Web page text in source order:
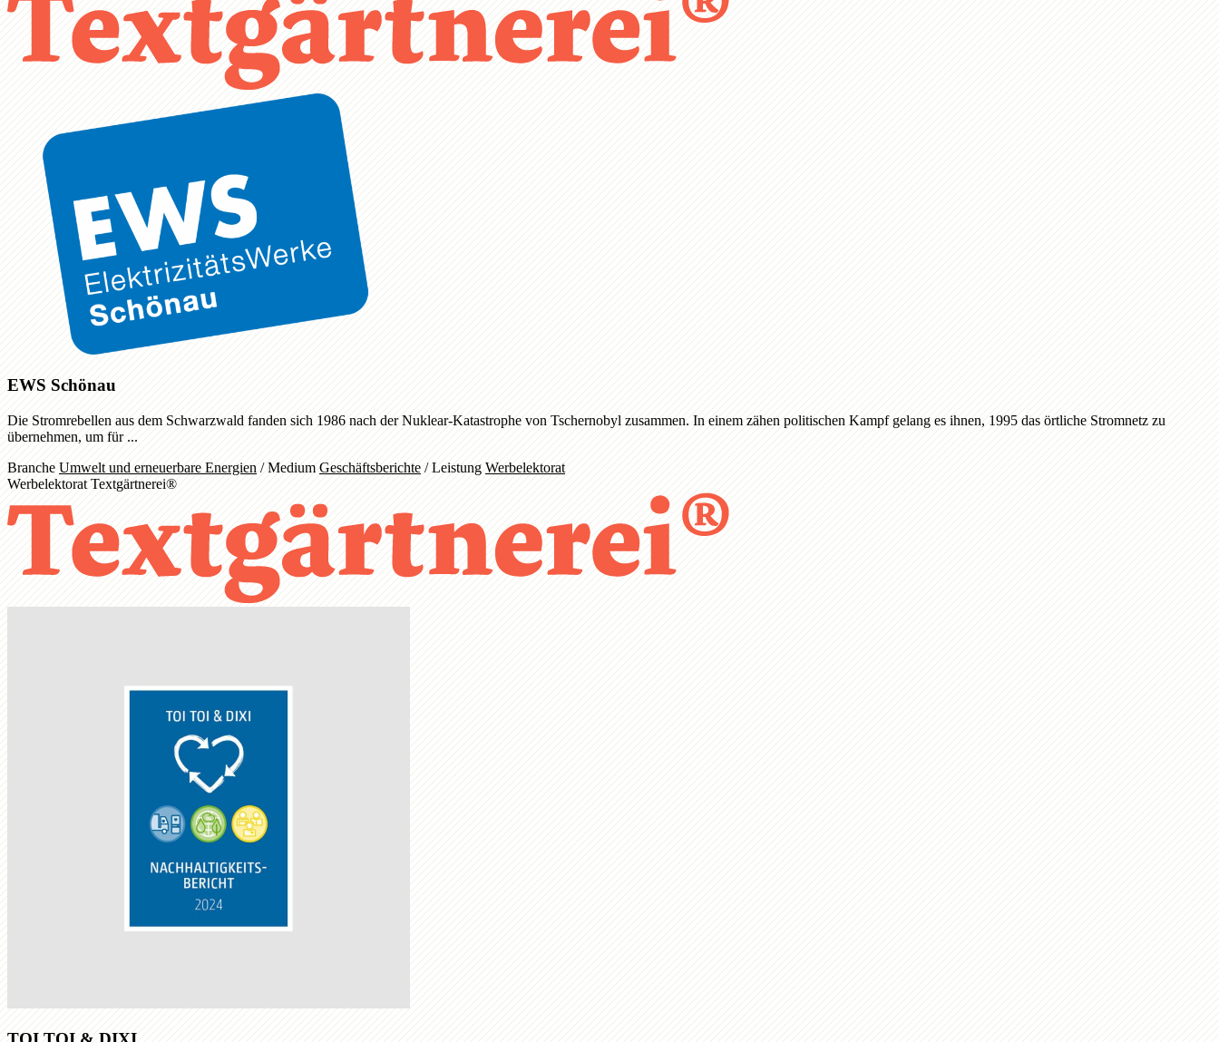
EWS Schönau
Die Stromrebellen aus dem Schwarzwald fanden sich 1986 nach der Nuklear-Katastrophe von Tschernobyl zusammen. In einem zähen politischen Kampf gelang es ihnen, 1995 das örtliche Stromnetz zu
übernehmen, um für ...
BrancheUmwelt und erneuerbare Energien/MediumGeschäftsberichte/LeistungWerbelektorat
Werbelektorat Textgärtnerei®